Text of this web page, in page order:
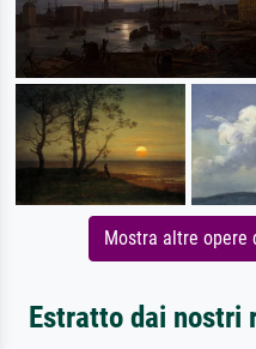
Mostra altre opere
Estratto dai nostri